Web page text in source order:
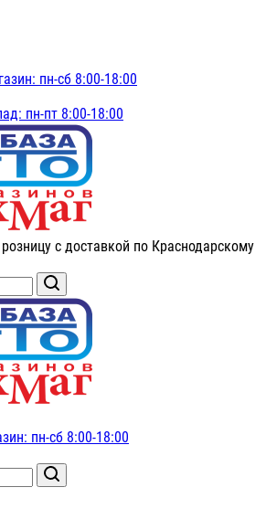
пн-сб 8:00-18:00
пн-пт 8:00-18:00
с доставкой по Краснодарскому
пн-сб 8:00-18:00